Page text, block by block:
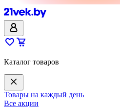
Каталог товаров
Товары на каждый день
Все акции